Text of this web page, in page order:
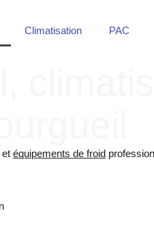
Climatisation PAC
et équipements de froid